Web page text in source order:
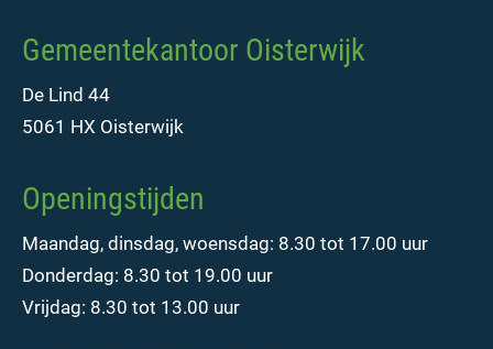
Gemeentekantoor Oisterwijk
De Lind 44
5061 HX Oisterwijk
Openingstijden
Maandag, dinsdag, woensdag: 8.30 tot 17.00 uur
Donderdag: 8.30 tot 19.00 uur
Vrijdag: 8.30 tot 13.00 uur